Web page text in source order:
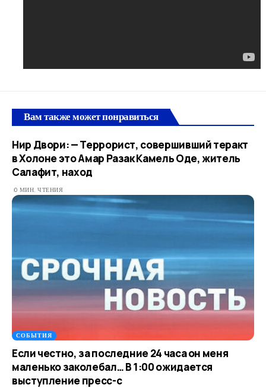
Вам также может понравиться
Нир Двори: — Террорист, совершивший теракт
в Холоне это Амар Разак Камель Оде, житель
Салафит, наход
0 МИН. ЧТЕНИЯ
СОБЫТИЯ
Если честно, за последние 24 часа он меня
маленько заколебал… В 1:00 ожидается
выступление пресс-с